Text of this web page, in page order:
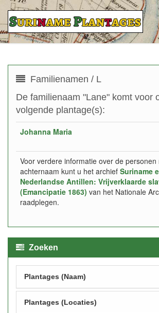
Familienamen / L
De familienaam "Lane" komt voor
volgende plantage(s):
Johanna Maria
Voor verdere informatie over de personen
achternaam kunt u het archief Suriname
Nederlandse Antillen: Vrijverklaarde
(Emancipatie 1863) van het Nationale
raadplegen.
Zoeken
Plantages (Naam)
Plantages (Locaties)